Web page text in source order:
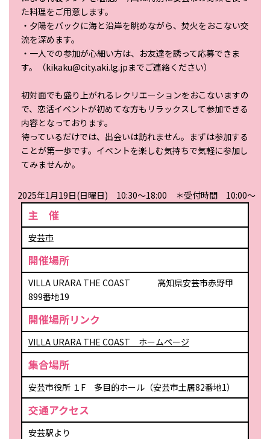
た料理をご用意します。
・夕陽をバックに海と沿岸を眺めながら、焚火をおこない交
流を深めます。
・一人での参加が心細い方は、お友達を誘って応募できま
す。（kikaku@city.aki.lg.jpまでご連絡ください）
初対面でも盛り上がれるレクリエーションをおこないますの
で、恋活イベントが初めてな方もリラックスして参加できる
内容となっております。
待っているだけでは、出会いは訪れません。まずは参加する
ことが第一歩です。イベントを楽しむ気持ちで気軽に参加し
てみませんか。
2025年1月19日(日曜日) 10:30～18:00 ＊受付時間 10:00～
主 催
安芸市
開催場所
VILLA URARA THE COAST 高知県安芸市赤野甲
899番地19
開催場所リンク
VILLA URARA THE COAST ホームページ
集合場所
安芸市役所 １F 多目的ホール（安芸市土居82番地1）
交通アクセス
安芸駅より